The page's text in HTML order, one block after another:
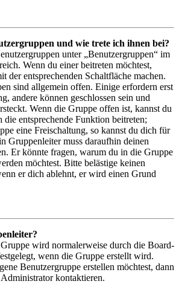
und wie trete ich ihnen bei?
unter „Benutzergruppen“ im
Wenn du einer beitreten möchtest,
der entsprechenden Schaltfläche machen.
sind allgemein offen. Einige erfordern erst
andere können geschlossen sein und
Wenn die Gruppe offen ist, kannst du
die entsprechende Funktion beitreten;
eine Freischaltung, so kannst du dich für
Gruppenleiter muss daraufhin deinen
Er könnte fragen, warum du in die Gruppe
möchtest. Bitte belästige keinen
er dich ablehnt, er wird einen Grund
wird normalerweise durch die Board-
wenn die Gruppe erstellt wird.
Benutzergruppe erstellen möchtest, dann
kontaktieren.